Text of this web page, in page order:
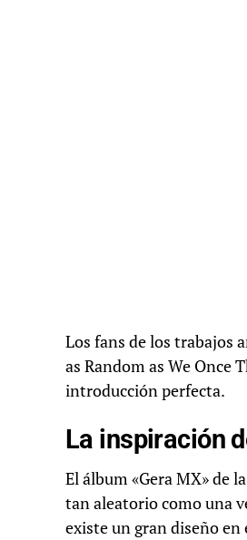
Los fans de los trabajos
as Random as We Once
introducción perfecta.
La inspiración
El álbum «Gera MX» de
tan aleatorio como una
existe un gran diseño